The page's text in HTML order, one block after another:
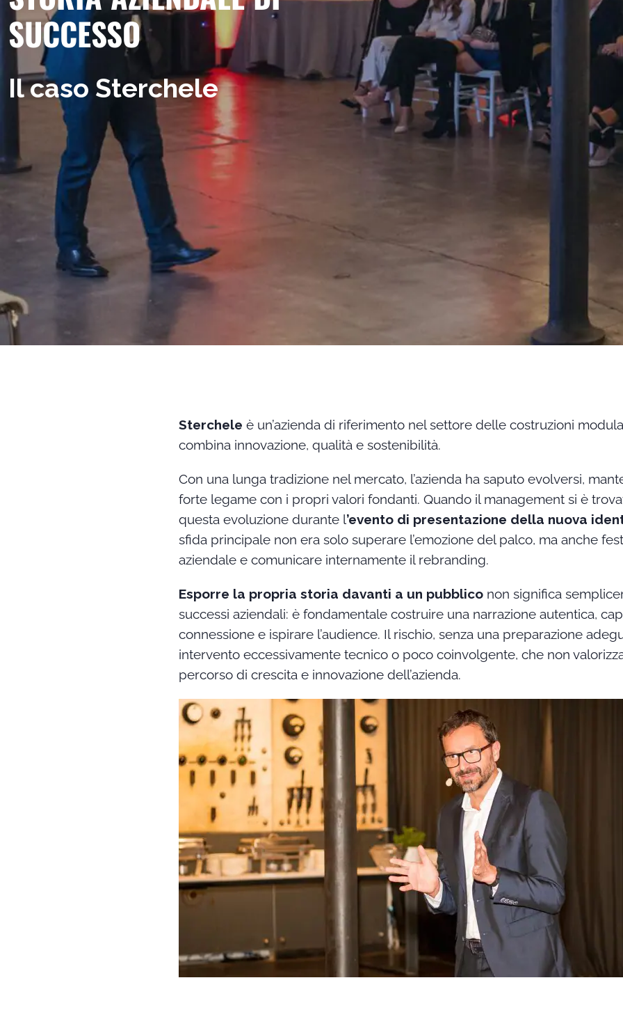
SUCCESSO
Il caso Sterchele
Stercheleè un’azienda di riferimento nel settore delle costruzioni
combina innovazione, qualità e sostenibilità.
Con una lunga tradizione nel mercato, l’azienda ha saputo evolversi,
forte legame con i propri valori fondanti. Quando il management si è
questa evoluzione durante l’evento di presentazione della nuova
sfida principale non era solo superare l’emozione del palco, ma anche
aziendale e comunicare internamente il rebranding.
Esporre la propria storia davanti a un pubblico non significa
successi aziendali: è fondamentale costruire una narrazione autentica,
connessione e ispirare l’audience. Il rischio, senza una preparazione
intervento eccessivamente tecnico o poco coinvolgente, che non
percorso di crescita e innovazione dell’azienda.